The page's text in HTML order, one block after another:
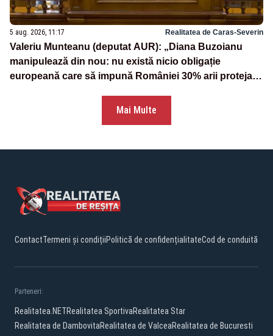
5 aug. 2026, 11:17 Realitatea de Caras-Severin
Valeriu Munteanu (deputat AUR): „Diana Buzoianu
manipulează din nou: nu există nicio obligație
europeană care să impună României 30% arii protejate
Mai Multe
ContactTermeni și condițiiPolitică de confidențialitateCod de conduită
Parteneri:
Realitatea.NETRealitatea SportivaRealitatea Star
Realitatea de DambovitaRealitatea de ValceaRealitatea de Bucuresti